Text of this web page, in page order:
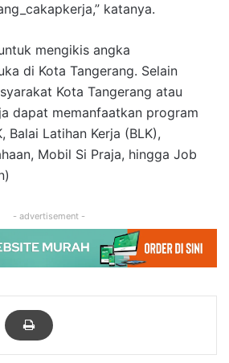
katanya.
mengikis angka
di Kota Tangerang. Selain
Kota Tangerang atau
dapat memanfaatkan program
Balai Latihan Kerja (BLK),
Mobil Si Praja, hingga Job
- advertisement -